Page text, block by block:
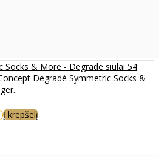
Socks & More - Degrade siūlai 54
Degradé Symmetric Socks &
Į krepšelį